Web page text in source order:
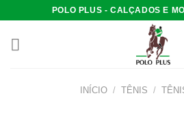
content
POLO PLUS - CALÇADOS E
INÍCIO / TÊNIS /